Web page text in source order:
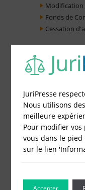
Modification
Fonds de
Cessation
JuriPresse
Nous utilisons
meilleure
Pour modifier
vous dans le
sur le lien
Accepter